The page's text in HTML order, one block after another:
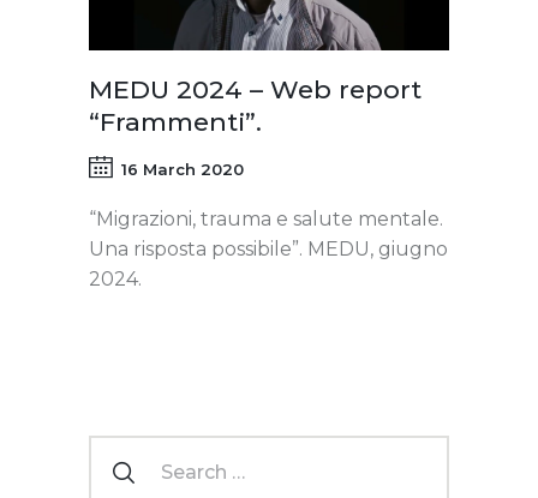
MEDU 2024 – Web report
“Frammenti”.
16 March 2020
“Migrazioni, trauma e salute mentale.
Una risposta possibile”. MEDU, giugno
2024.